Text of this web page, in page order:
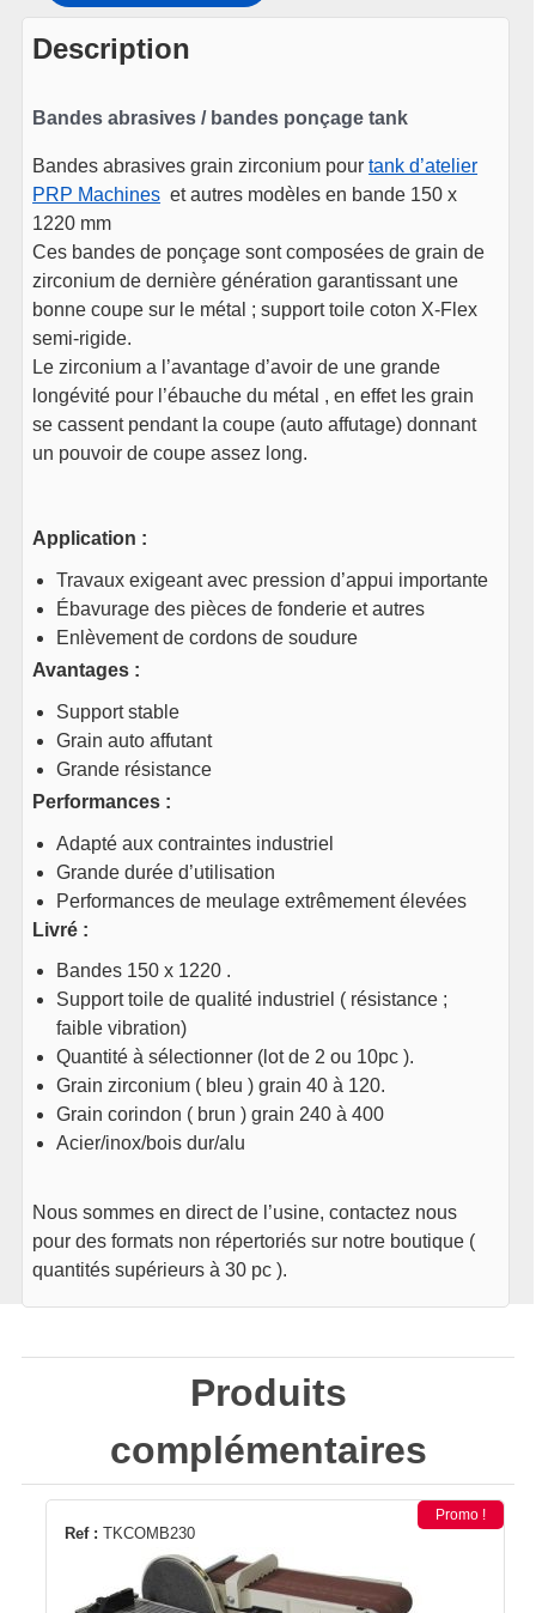
Description
Bandes abrasives / bandes ponçage tank
Bandes abrasives grain zirconium pourtank d’atelier
PRP Machines et autres modèles en bande 150 x
1220 mm
Ces bandes de ponçage sont composées de grain de
zirconium de dernière génération garantissant une
bonne coupe sur le métal ; support toile coton X-Flex
semi-rigide.
Le zirconium a l’avantage d’avoir de une grande
longévité pour l’ébauche du métal , en effet les grain
se cassent pendant la coupe (auto affutage) donnant
un pouvoir de coupe assez long.
Application :
Travaux exigeant avec pression d’appui importante
Ébavurage des pièces de fonderie et autres
Enlèvement de cordons de soudure
Avantages :
Support stable
Grain auto affutant
Grande résistance
Performances :
Adapté aux contraintes industriel
Grande durée d’utilisation
Performances de meulage extrêmement élevées
Livré :
Bandes 150 x 1220 .
Support toile de qualité industriel ( résistance ;
faible vibration)
Quantité à sélectionner (lot de 2 ou 10pc ).
Grain zirconium ( bleu ) grain 40 à 120.
Grain corindon ( brun ) grain 240 à 400
Acier/inox/bois dur/alu
Nous sommes en direct de l’usine, contactez nous
pour des formats non répertoriés sur notre boutique (
quantités supérieurs à 30 pc ).
Produits
complémentaires
Ref : TKCOMB230
Promo !